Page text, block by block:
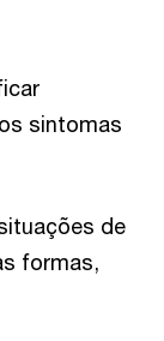
sintomas
de
formas,